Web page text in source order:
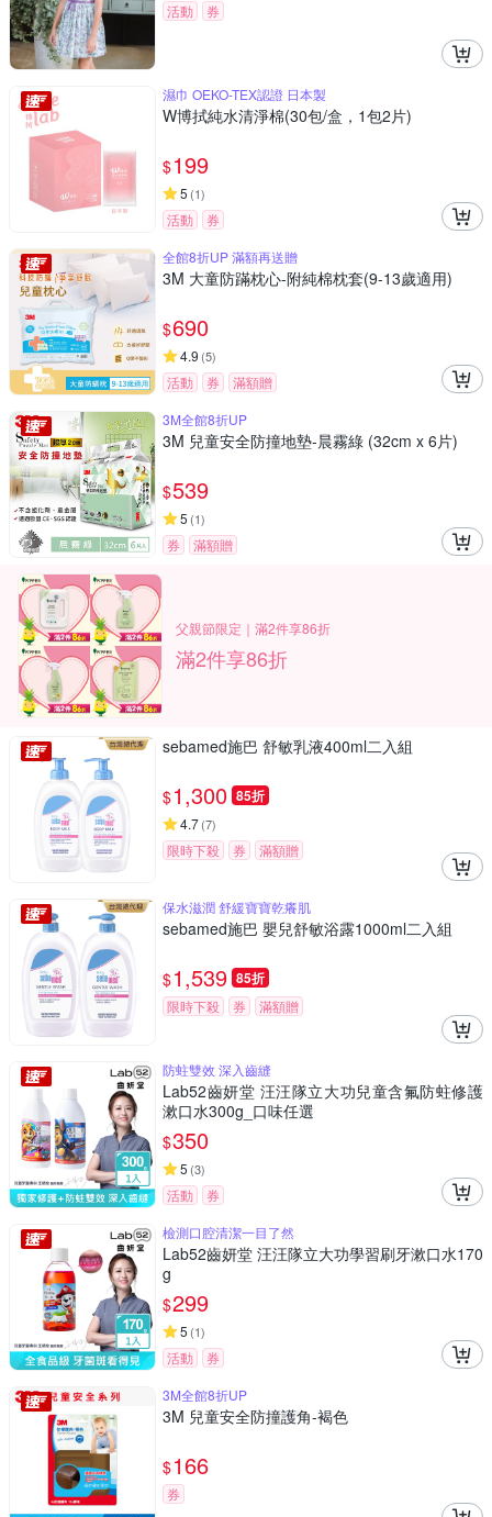
活動 券
濕巾 OEKO-TEX認證 日本製
W博拭純水清淨棉(30包/盒，1包2片)
$199
5 (1)
活動
券
全館8折UP 滿額再送贈
3M 大童防蹣枕心-附純棉枕套(9-13歲適用)
$690
4.9 (5)
活動 券
滿額贈
3M全館8折UP
3M 兒童安全防撞地墊-晨霧綠 (32cm x 6片)
$539
5 (1)
券 滿額贈
父親節限定｜滿2件享86折
滿2件享86折
sebamed施巴 舒敏乳液400ml二入組
$1,300 85折
4.7(7)
限時下殺 券 滿額贈
保水滋潤 舒緩寶寶乾癢肌
sebamed施巴 嬰兒舒敏浴露1000ml二入組
$1,539 85折
限時下殺 券 滿額贈
防蛀雙效 深入齒縫
Lab52齒妍堂 汪汪隊立大功兒童含氟防蛀修護
漱口水300g_口味任選
$350
5 (3)
活動
券
檢測口腔清潔一目了然
Lab52齒妍堂 汪汪隊立大功學習刷牙漱口水170
g
$299
5 (1)
活動
券
3M全館8折UP
3M 兒童安全防撞護角-褐色
$166
券